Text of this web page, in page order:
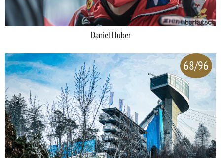
Daniel Huber
68/96